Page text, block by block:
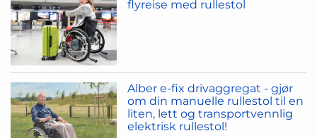
flyreise med rullestol
Alber e-fix drivaggregat - gjør
om din manuelle rullestol til en
liten, lett og transportvennlig
elektrisk rullestol!